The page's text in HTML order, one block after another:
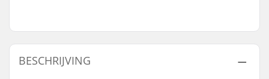
BESCHRIJVING